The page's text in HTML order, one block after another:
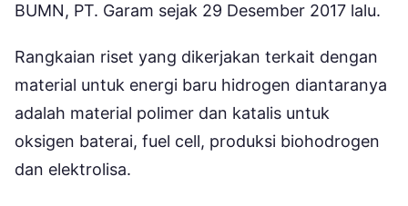
BUMN, PT. Garam sejak 29 Desember 2017 lalu.
Rangkaian riset yang dikerjakan terkait dengan
material untuk energi baru hidrogen diantaranya
adalah material polimer dan katalis untuk
oksigen baterai, fuel cell, produksi biohodrogen
dan elektrolisa.